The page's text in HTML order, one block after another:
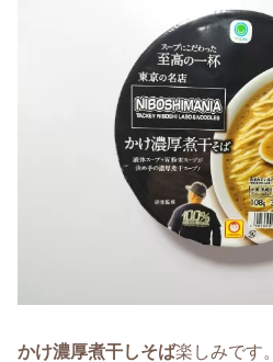
かけ濃厚煮干しそば楽しみです。